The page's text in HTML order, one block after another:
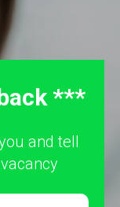
***
and tell